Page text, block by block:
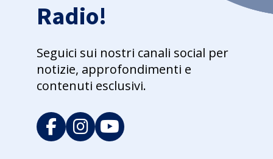
Radio!
Seguici sui nostri canali social per
notizie, approfondimenti e
contenuti esclusivi.